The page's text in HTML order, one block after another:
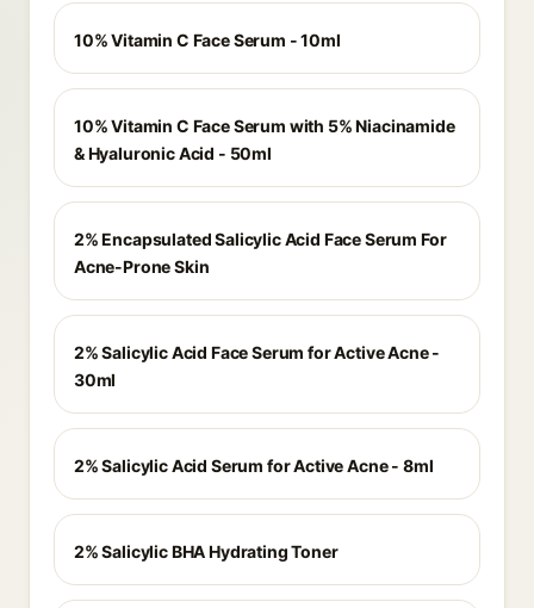
10% Vitamin C Face Serum - 10ml
10% Vitamin C Face Serum with 5% Niacinamide
& Hyaluronic Acid - 50ml
2% Encapsulated Salicylic Acid Face Serum For
Acne-Prone Skin
2% Salicylic Acid Face Serum for Active Acne -
30ml
2% Salicylic Acid Serum for Active Acne - 8ml
2% Salicylic BHA Hydrating Toner